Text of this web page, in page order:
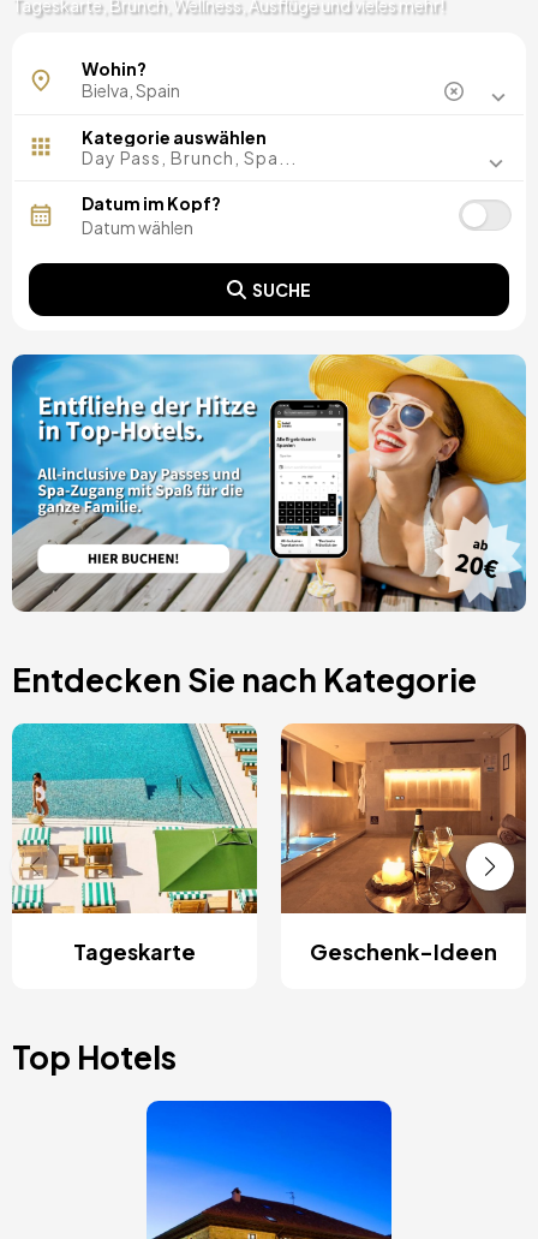
Tageskarte, Brunch, Wellness, Ausflüge und vieles mehr!
Wohin?
Kategorie auswählen
Day Pass, Brunch, Spa...
Datum im Kopf?
SUCHE
Entdecken Sie nach Kategorie
Tageskarte Geschenk-Ideen
Top Hotels